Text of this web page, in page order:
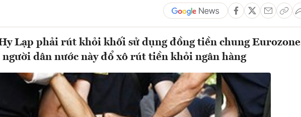
Lạp phải rút khỏi khối sử dụng đồng tiền chung Eurozone
người dân nước này đổ xô rút tiền khỏi ngân hàng